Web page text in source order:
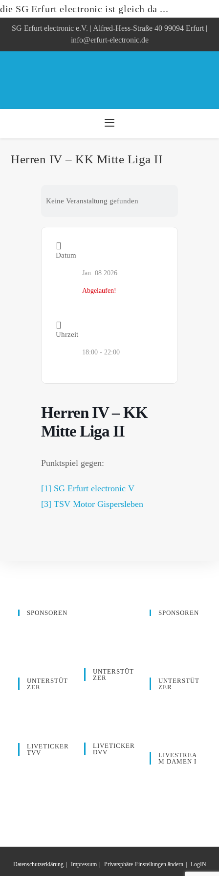
die SG Erfurt electronic ist gleich da ...
InhaltSG Erfurt electronic e.V. | Alfred-Hess-Straße 40 99094 Erfurt |
info@erfurt-electronic.de
Herren IV – KK Mitte Liga II
Keine Veranstaltung gefunden
Datum
Jan. 08 2026
Abgelaufen!
Uhrzeit
18:00 - 22:00
Herren IV – KK
Mitte Liga II
Punktspiel gegen:
[1] SG Erfurt electronic V
[3] TSV Motor Gispersleben
SPONSOREN
UNTERSTÜT
ZER
LIVETICKER
TVV
UNTERSTÜT
ZER
LIVETICKER
DVV
SPONSOREN
UNTERSTÜT
ZER
LIVESTREA
M DAMEN I
Datenschutzerklärung Impressum Privatsphäre-Einstellungen ändern LogIN